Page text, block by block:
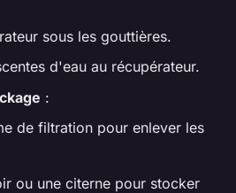
sous les gouttières.
d'eau au récupérateur.
:
de filtration pour enlever les
ou une citerne pour stocker